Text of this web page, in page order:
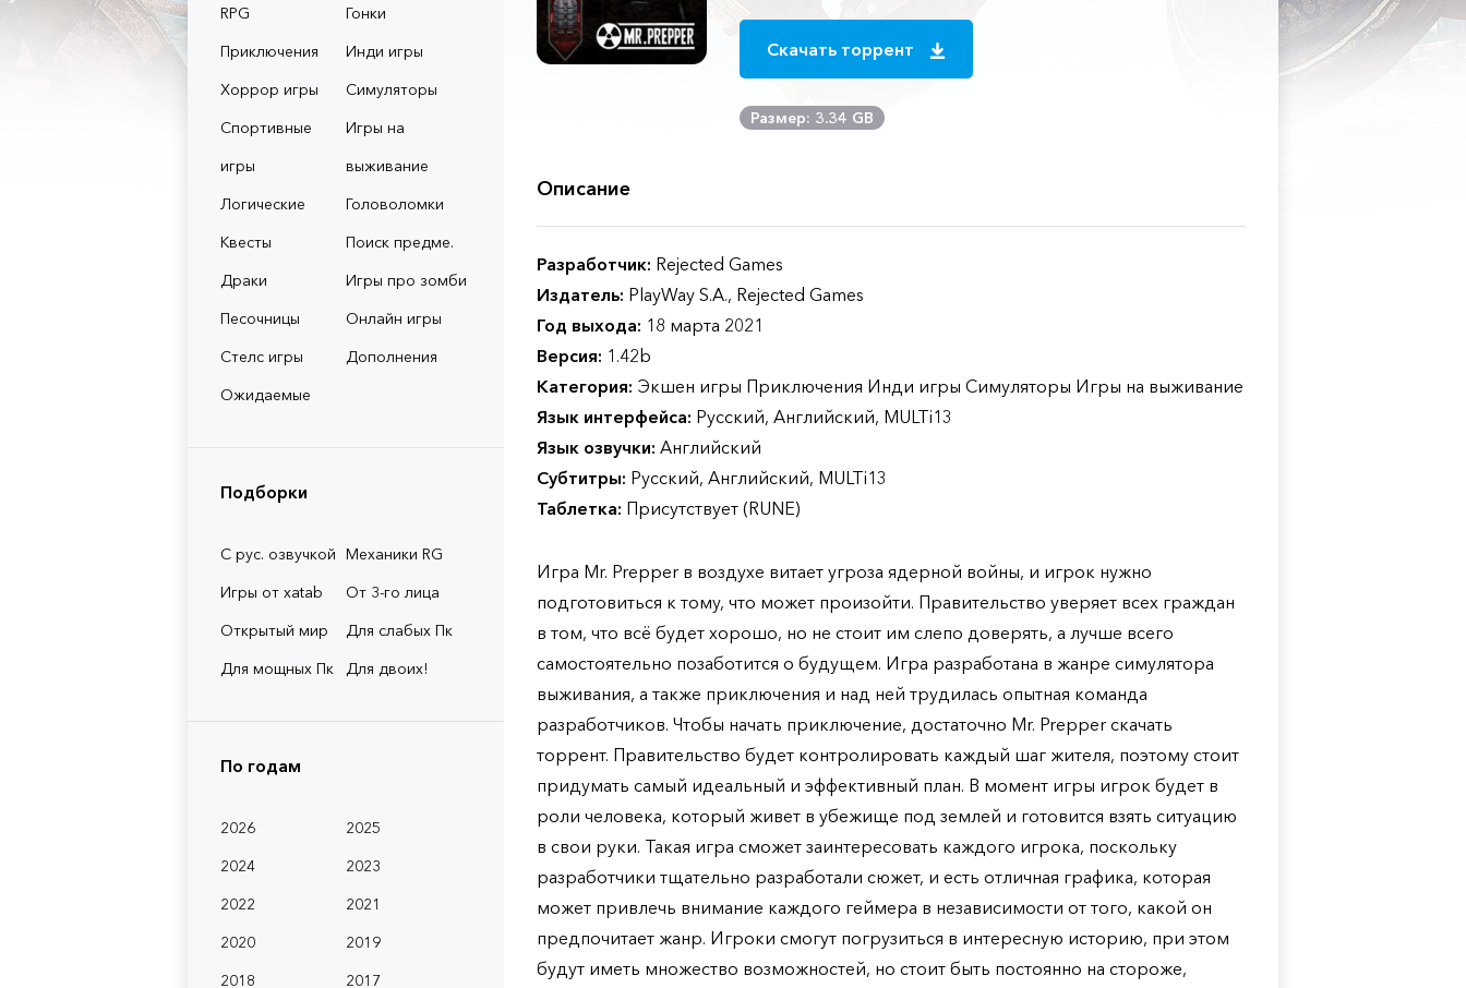
RPG
Гонки
Приключения
Инди игры
Хоррор игры
Симуляторы
Спортивные
игры
Игры на
выживание
Логические
Головоломки
Квесты
Поиск предме.
Драки
Игры про зомби
Песочницы
Онлайн игры
Стелс игры
Дополнения
Ожидаемые
Подборки
С рус. озвучкой Механики RG
Игры от xatab
От 3-го лица
Открытый мир
Для слабых Пк
Для мощных Пк
Для двоих!
По годам
2026
2025
2024
2023
2022
2021
2020
2019
2018
2017
Скачать торрент
Размер: 3.34 GB
Описание
Разработчик: Rejected Games
Издатель: PlayWay S.A., Rejected Games
Год выхода: 18 марта 2021
Версия: 1.42b
Категория: Экшен игры Приключения Инди игры Симуляторы Игры на выживание
Язык интерфейса: Русский, Английский, MULTi13
Язык озвучки: Английский
Субтитры: Русский, Английский, MULTi13
Таблетка: Присутствует (RUNE)
Игра Mr. Prepper в воздухе витает угроза ядерной войны, и игрок нужно
подготовиться к тому, что может произойти. Правительство уверяет всех граждан
в том, что всё будет хорошо, но не стоит им слепо доверять, а лучше всего
самостоятельно позаботится о будущем. Игра разработана в жанре симулятора
выживания, а также приключения и над ней трудилась опытная команда
разработчиков. Чтобы начать приключение, достаточно Mr. Prepper скачать
торрент. Правительство будет контролировать каждый шаг жителя, поэтому стоит
придумать самый идеальный и эффективный план. В момент игры игрок будет в
роли человека, который живет в убежище под землей и готовится взять ситуацию
в свои руки. Такая игра сможет заинтересовать каждого игрока, поскольку
разработчики тщательно разработали сюжет, и есть отличная графика, которая
может привлечь внимание каждого геймера в независимости от того, какой он
предпочитает жанр. Игроки смогут погрузиться в интересную историю, при этом
будут иметь множество возможностей, но стоит быть постоянно на стороже,